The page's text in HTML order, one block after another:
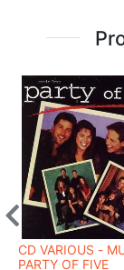
CD VARIOUS -
PARTY OF FIVE